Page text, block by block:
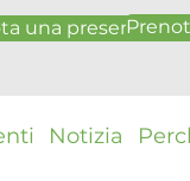
una
Notizia